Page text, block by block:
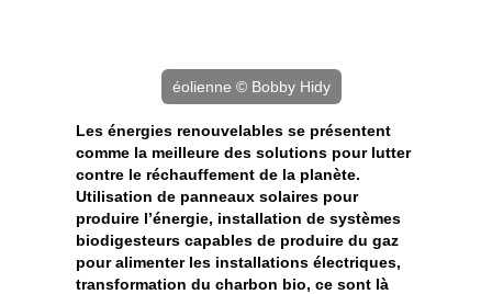
éolienne © Bobby Hidy
Les énergies renouvelables se présentent
comme la meilleure des solutions pour lutter
contre le réchauffement de la planète.
Utilisation de panneaux solaires pour
produire l’énergie, installation de systèmes
biodigesteurs capables de produire du gaz
pour alimenter les installations électriques,
transformation du charbon bio, ce sont là